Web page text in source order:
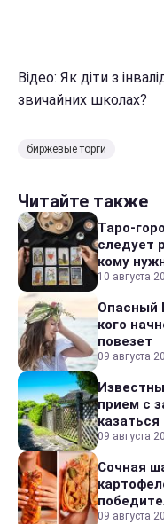
Відео: Як діти з
звичайних школах?
биржевые торги
Читайте также
Таро-
следует
кому
10 августа
Опасный
кого
повезет
09 августа
прием с
09 августа
Сочная
09 августа